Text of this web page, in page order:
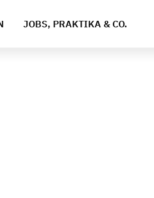
JOBS, PRAKTIKA & CO.